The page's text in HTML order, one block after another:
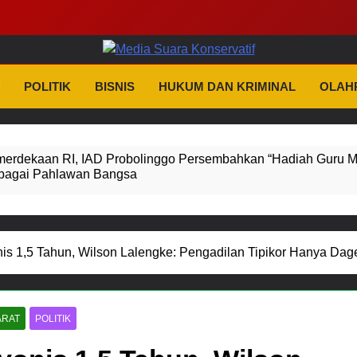
Suara
POLITIK BISNIS HUKUM DAN KRIMINAL
RI, IAD Probolinggo Persembahkan “Hadiah Guru
Pahlawan Bangsa
Perkuat Sinergitas Ulama dan Umara Melalui Program
Anggota Reskrim Polsek Beji, Wujud Komitmen
1,5 Tahun, Wilson Lalengke: Pengadilan Tipikor Hanya
POLITIK